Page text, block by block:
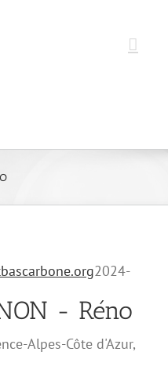
2024-
- Réno
Alpes-Côte d'Azur,